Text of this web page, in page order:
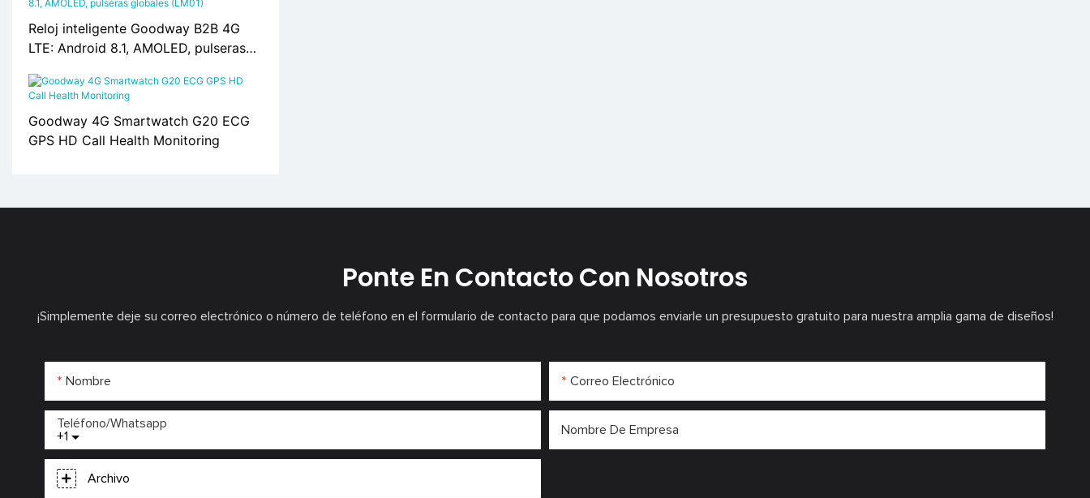
Reloj inteligente Goodway B2B 4G
LTE: Android 8.1, AMOLED, pulseras
Goodway 4G Smartwatch G20 ECG
GPS HD Call Health Monitoring
Ponte En Contacto Con Nosotros
¡Simplemente deje su correo electrónico o número de teléfono en el formulario de contacto para que podamos enviarle un presupuesto gratuito para nuestra amplia gama de diseños!
Nombre Correo Electrónico
+1
Teléfono/whatsapp Nombre De Empresa
Archivo